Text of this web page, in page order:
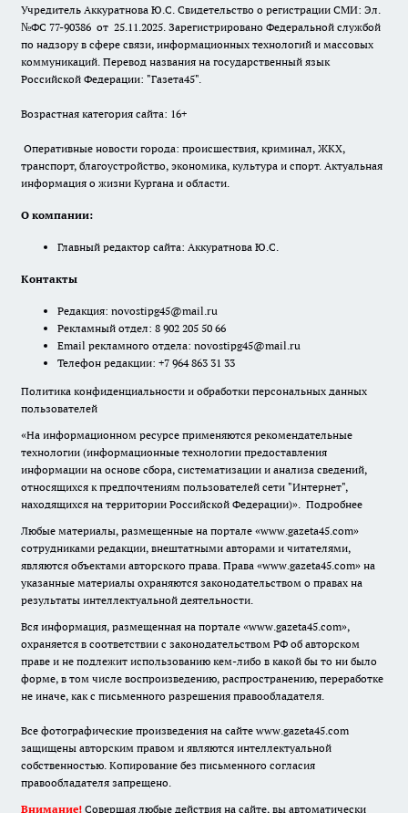
Учредитель Аккуратнова Ю.С. Свидетельство о регистрации СМИ: Эл.
№ФС 77-90386 от 25.11.2025. Зарегистрировано Федеральной службой
по надзору в сфере связи, информационных технологий и массовых
коммуникаций. Перевод названия на государственный язык
Российской Федерации: "Газета45".
Возрастная категория сайта: 16+
Оперативные новости города: происшествия, криминал, ЖКХ,
транспорт, благоустройство, экономика, культура и спорт. Актуальная
информация о жизни Кургана и области.
О компании:
Главный редактор сайта: Аккуратнова Ю.С.
Контакты
Редакция: novostipg45@mail.ru
Рекламный отдел: 8 902 205 50 66
Email рекламного отдела: novostipg45@mail.ru
Телефон редакции: +7 964 863 31 33
Политика конфиденциальности и обработки персональных данных
пользователей
«На информационном ресурсе применяются рекомендательные
технологии (информационные технологии предоставления
информации на основе сбора, систематизации и анализа сведений,
относящихся к предпочтениям пользователей сети "Интернет",
находящихся на территории Российской Федерации)». Подробнее
Любые материалы, размещенные на портале «www.gazeta45.com»
сотрудниками редакции, внештатными авторами и читателями,
являются объектами авторского права. Права «www.gazeta45.com» на
указанные материалы охраняются законодательством о правах на
результаты интеллектуальной деятельности.
Вся информация, размещенная на портале «www.gazeta45.com»,
охраняется в соответствии с законодательством РФ об авторском
праве и не подлежит использованию кем-либо в какой бы то ни было
форме, в том числе воспроизведению, распространению, переработке
не иначе, как с письменного разрешения правообладателя.
Все фотографические произведения на сайте www.gazeta45.com
защищены авторским правом и являются интеллектуальной
собственностью. Копирование без письменного согласия
правообладателя запрещено.
Внимание! Совершая любые действия на сайте, вы автоматически